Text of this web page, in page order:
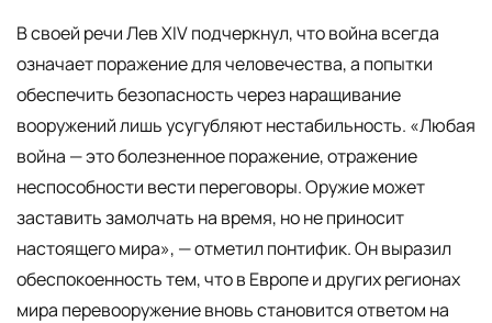
В своей речи Лев XIV подчеркнул, что война всегда
означает поражение для человечества, а попытки
обеспечить безопасность через наращивание
вооружений лишь усугубляют нестабильность. «Любая
война — это болезненное поражение, отражение
неспособности вести переговоры. Оружие может
заставить замолчать на время, но не приносит
настоящего мира», — отметил понтифик. Он выразил
обеспокоенность тем, что в Европе и других регионах
мира перевооружение вновь становится ответом на